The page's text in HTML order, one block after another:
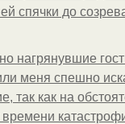
спячки до
нагрянувшие
меня спешно
так как на